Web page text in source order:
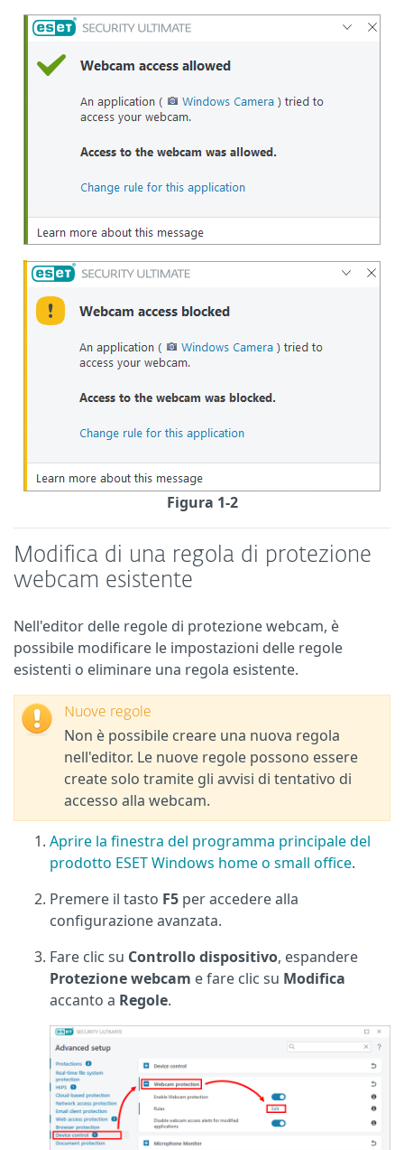
Figura 1-2
Modifica di una regola di protezione
webcam esistente
Nell'editor delle regole di protezione webcam, è
possibile modificare le impostazioni delle regole
esistenti o eliminare una regola esistente.
Nuove regole
Non è possibile creare una nuova regola
nell'editor. Le nuove regole possono essere
create solo tramite gli avvisi di tentativo di
accesso alla webcam.
Aprire la finestra del programma principale del
prodotto ESET Windows home o small office.
Premere il tasto F5 per accedere alla
configurazione avanzata.
Fare clic su Controllo dispositivo, espandere
Protezione webcam e fare clic su Modifica
accanto a Regole.